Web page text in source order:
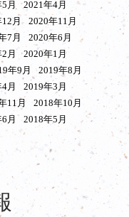
5月
2021年4月
月
2020年11月
7月
2020年6月
月
2020年1月
年9月
2019年8月
月
2019年3月
11月
2018年10月
月
2018年5月